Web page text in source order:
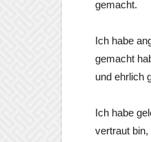
gemacht.
Ich habe
gemacht
und ehrlich
Ich habe
vertraut